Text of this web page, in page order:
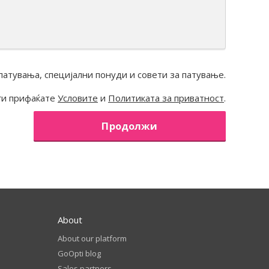
специјални понуди и совети за патување.
прифаќате Условите и Политиката за приватност.
Продолжи
About
About our platform
GoOpti blog